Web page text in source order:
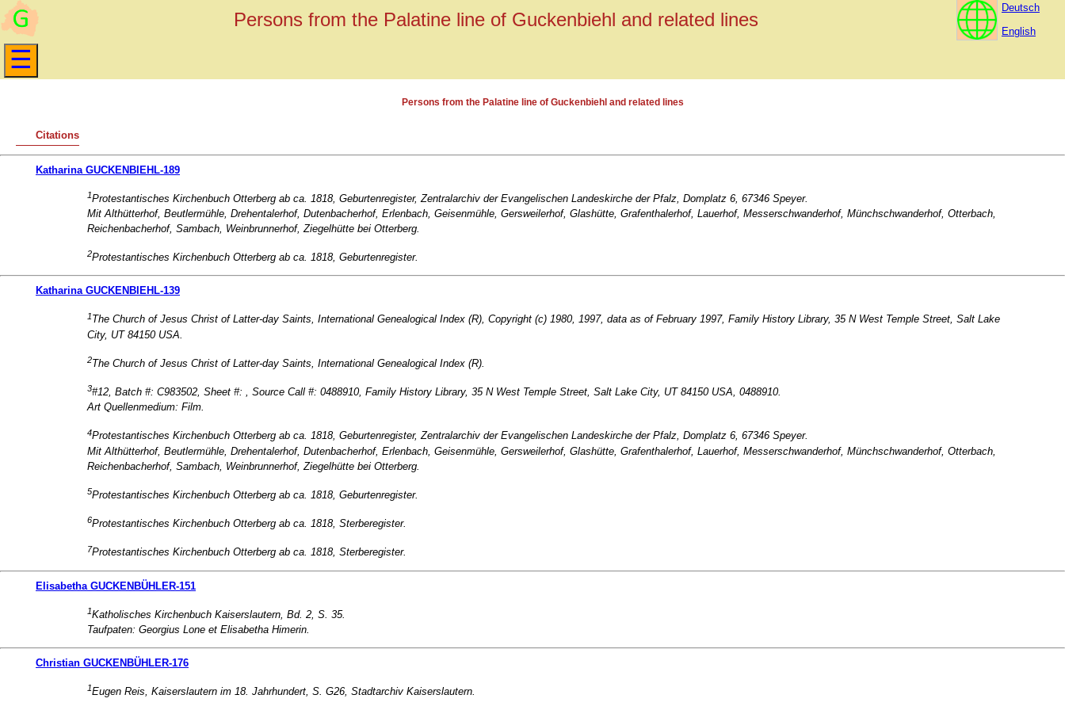
Persons from the Palatine line of Guckenbiehl and related lines
Deutsch
English
Persons from the Palatine line of Guckenbiehl and related lines
Citations
Katharina GUCKENBIEHL-189
1Protestantisches Kirchenbuch Otterberg ab ca. 1818, Geburtenregister, Zentralarchiv der Evangelischen Landeskirche der Pfalz, Domplatz 6, 67346 Speyer.
Mit Althütterhof, Beutlermühle, Drehentalerhof, Dutenbacherhof, Erlenbach, Geisenmühle, Gersweilerhof, Glashütte, Grafenthalerhof, Lauerhof, Messerschwanderhof, Münchschwanderhof, Otterbach,
Reichenbacherhof, Sambach, Weinbrunnerhof, Ziegelhütte bei Otterberg.
2Protestantisches Kirchenbuch Otterberg ab ca. 1818, Geburtenregister.
Katharina GUCKENBIEHL-139
1 The Church of Jesus Christ of Latter-day Saints, International Genealogical Index (R), Copyright (c) 1980, 1997, data as of February 1997, Family History Library, 35 N West Temple Street, Salt Lake
City, UT 84150 USA.
2The Church of Jesus Christ of Latter-day Saints, International Genealogical Index (R).
3#12, Batch #: C983502, Sheet #: , Source Call #: 0488910, Family History Library, 35 N West Temple Street, Salt Lake City, UT 84150 USA, 0488910.
Art Quellenmedium: Film.
4Protestantisches Kirchenbuch Otterberg ab ca. 1818, Geburtenregister, Zentralarchiv der Evangelischen Landeskirche der Pfalz, Domplatz 6, 67346 Speyer.
Mit Althütterhof, Beutlermühle, Drehentalerhof, Dutenbacherhof, Erlenbach, Geisenmühle, Gersweilerhof, Glashütte, Grafenthalerhof, Lauerhof, Messerschwanderhof, Münchschwanderhof, Otterbach,
Reichenbacherhof, Sambach, Weinbrunnerhof, Ziegelhütte bei Otterberg.
5Protestantisches Kirchenbuch Otterberg ab ca. 1818, Geburtenregister.
6Protestantisches Kirchenbuch Otterberg ab ca. 1818, Sterberegister.
7Protestantisches Kirchenbuch Otterberg ab ca. 1818, Sterberegister.
Elisabetha GUCKENBÜHLER-151
1Katholisches Kirchenbuch Kaiserslautern, Bd. 2, S. 35.
Taufpaten: Georgius Lone et Elisabetha Himerin.
Christian GUCKENBÜHLER-176
1Eugen Reis, Kaiserslautern im 18. Jahrhundert, S. G26, Stadtarchiv Kaiserslautern.